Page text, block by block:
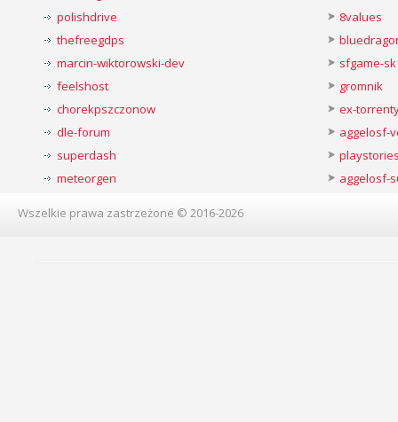
polishdrive
thefreegdps
marcin-wiktorowski-dev
feelshost
chorekpszczonow
dle-forum
superdash
meteorgen
8values
sfgame-sk
gromnik
ex-
aggelosf-
aggelosf-
Wszelkie prawa zastrzeżone © 2016-2026